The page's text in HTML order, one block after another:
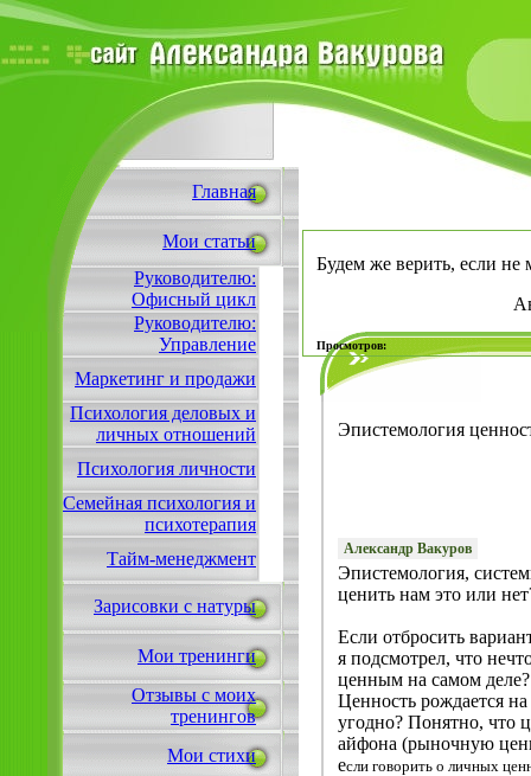
Главная
Мои статьи
Руководителю:
Офисный цикл
Руководителю:
Управление
Маркетинг и продажи
Психология деловых и
личных отношений
Психология личности
Семейная психология и
психотерапия
Тайм-менеджмент
Зарисовки с натуры
Мои тренинги
Отзывы с моих
тренингов
Мои стихи
Эпистемология
Александр Вакуров
Эпистемология,
ценить нам это или
Если отбросить
я подсмотрел, что
ценным на самом
Ценность рождается
угодно? Понятно, что
айфона (рыночную
если говорить о личных
Будем же верить, если не
Просмотров: